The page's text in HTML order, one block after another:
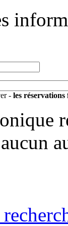
- les réservations